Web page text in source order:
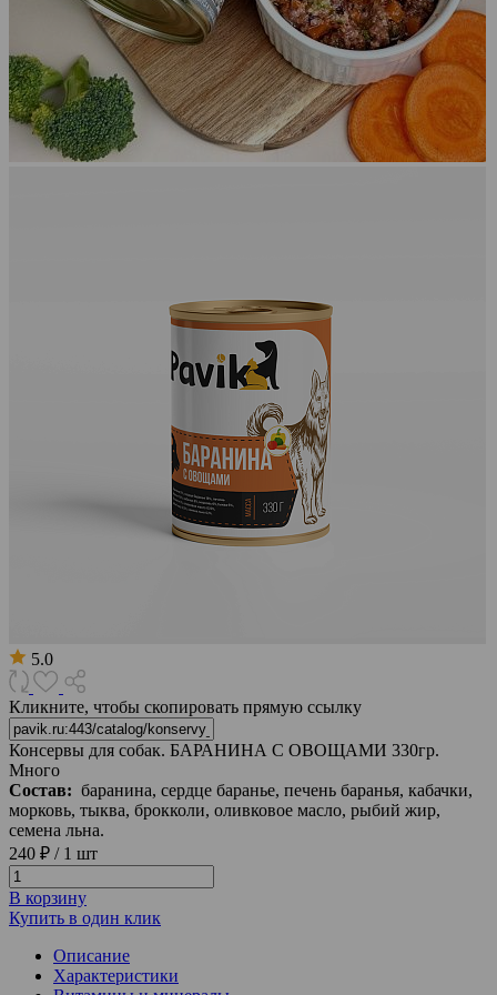
5.0
Кликните, чтобы скопировать прямую ссылку
Консервы для собак. БАРАНИНА С ОВОЩАМИ 330гр.
Много
Состав: баранина, сердце баранье, печень баранья, кабачки,
морковь, тыква, брокколи, оливковое масло, рыбий жир,
семена льна.
240 ₽ / 1 шт
В корзину
Купить в один клик
Описание
Характеристики